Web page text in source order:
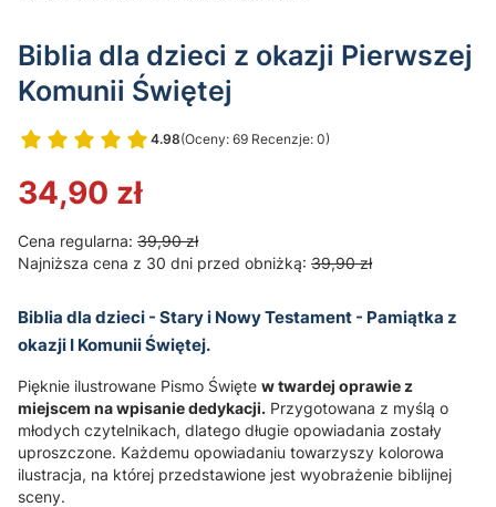
Biblia dla dzieci z okazji Pierwszej
Komunii Świętej
4.98(Oceny: 69 Recenzje: 0)
Przejdź do sekcji Opinie
34,90 zł
Cena regularna: 39,90 zł
Najniższa cena z 30 dni przed obniżką: 39,90 zł
Biblia dla dzieci - Stary i Nowy Testament - Pamiątka z
okazji I Komunii Świętej.
Pięknie ilustrowane Pismo Święte w twardej oprawie z
miejscem na wpisanie dedykacji. Przygotowana z myślą o
młodych czytelnikach, dlatego długie opowiadania zostały
uproszczone. Każdemu opowiadaniu towarzyszy kolorowa
ilustracja, na której przedstawione jest wyobrażenie biblijnej
sceny.